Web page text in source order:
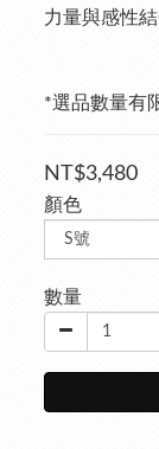
力量與感性
*選品數量有
NT$3,480
顏色
數量